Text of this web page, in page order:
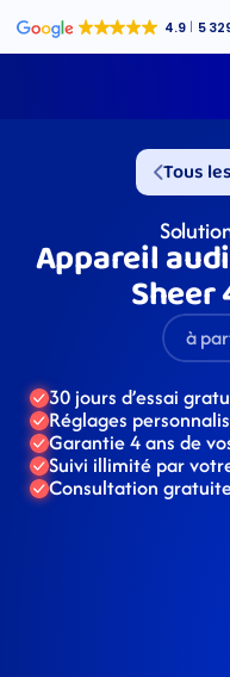
Tous
Appareil
Sheer
à
30 jours d’essai
Réglages
Garantie 4 ans de
Suivi illimité par
Consultation